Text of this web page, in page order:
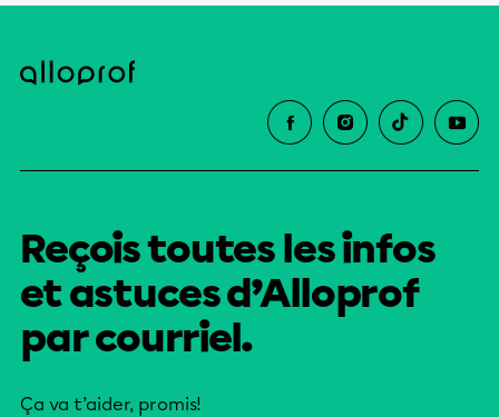
Reçois toutes les infos
et astuces d’Alloprof
par courriel.
Ça va t’aider, promis!